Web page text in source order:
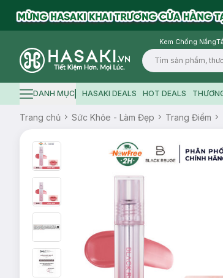
Kem Chống Nắng
Logo
Hamburger icon
DANH MỤC HASAKI DEALS HOT DEALS
Trang chủ Sức Khỏe - Làm Đẹp Trang Điểm